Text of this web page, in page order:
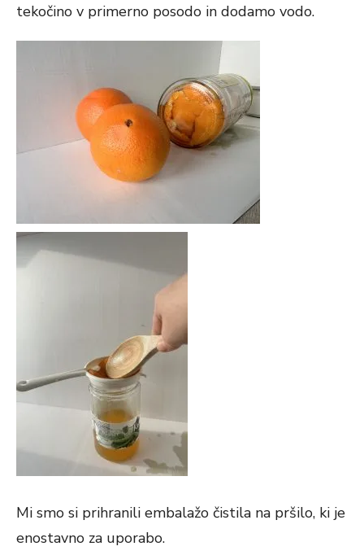
tekočino v primerno posodo in dodamo vodo.
Mi smo si prihranili embalažo čistila na pršilo, ki je
enostavno za uporabo.